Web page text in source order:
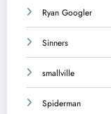
Ryan Googler
Sinners
smallville
Spiderman